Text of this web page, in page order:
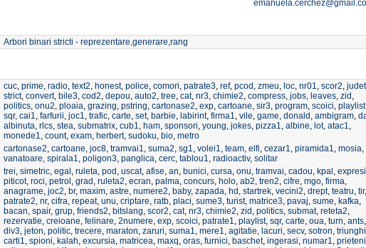
Arbori binari stricti - reprezentare,generare,rang
cuc, prime, radio, text2, honest, police, comori, patrate3, ref, pcod , zmeu, loc, nr01, scor2,
strict, convert, bile3, cod2, depou, auto2, tree, cat, nr3, chimie2, compress, jobs, leaves, zid ,
politics, onu2, ploaia, grazing, pstring, cartonase2, exp, cartoane, sir3, program, scoici, playlist
sqr, cai1, farfurii, joc1, trafic, carte, set, barbie, labirint, firma1, vile, game, donald , ambigram,
albinuta, rlcs, stea, submatrix, cub1, ham, sponsori, young, jokes, pizza1, albine, lot, atac1,
monede1, count, exam, herbert, sudoku, bio, metro
cartonase2, cartoane, joc8, tramvai1, suma2, sg1, volei1, team, elfi, cezar1, piramida1, mosia,
vanatoare, spirala1, poligon3, panglica, cerc, tablou1, radioactiv, solitar
trei, simetric, egal , ruleta, pod , uscat, afise, an, bunici, cursa, onu, tramvai, cadou, kpal ,
piticot, roci, petrol , grad , ruleta2, ecran, palma, concurs, holo, ab2, tren2, cifre, mgo, firma,
anagrame, joc2, br, maxim, astre, numere2, baby, zapada, hd , startrek, vecini2, drept, teatru, tir,
patrate2, nr, cifra, repeat, unu, criptare, ratb, placi, sume3, turist, matrice3, pavaj, sume, kafka,
bacan, spair, grup, friends2, bitslang, scor2, cat, nr3, chimie2, zid , politics, submat, reteta2,
rezervatie, creioane, felinare, 2numere, exp, scoici, patrate1, playlist, sqr, carte, oua, turn, ants,
div3, jeton, politic, trecere, maraton, zaruri, suma1, mere1, agitatie, lacuri, secv, sotron, triunghi
carti1, spioni, kalah, excursia, matricea, maxq, oras, furnici, baschet, ingerasi, numar1, prieteni